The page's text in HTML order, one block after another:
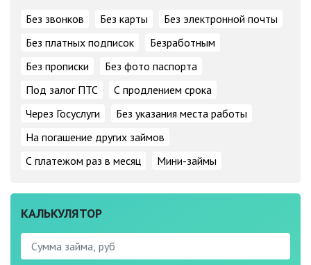
Без звонков Без карты
Без электронной почты
Без платных подписок
Безработным
Без прописки
Без фото паспорта
Под залог ПТС
С продлением срока
Через Госуслуги
Без указания места работы
На погашение других займов
С платежом раз в месяц
Мини-займы
КАЛЬКУЛЯТОР